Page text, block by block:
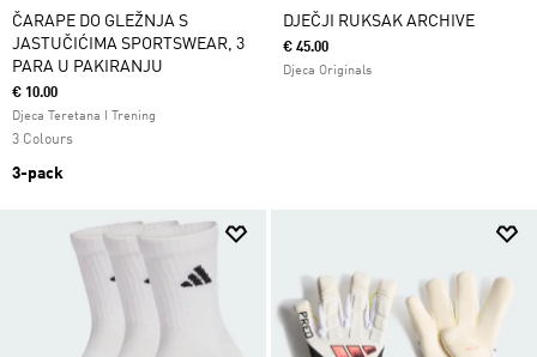
ČARAPE DO GLEŽNJA S
JASTUČIĆIMA SPORTSWEAR, 3
PARA U PAKIRANJU
€ 10.00
Djeca Teretana I Trening
3 Colours
3-pack
DJEČJI RUKSAK ARCHIVE
€ 45.00
Djeca Originals